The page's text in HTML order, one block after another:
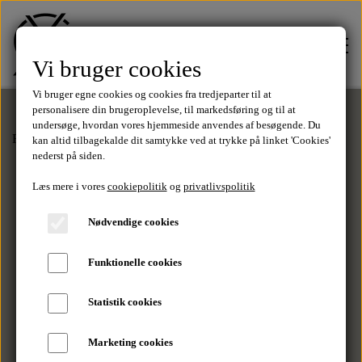
FORSIDE
TØJ
Tilbud
MÆRKER
Forside Undertøj Bambus Bambus Tights - 3 Pack
Vi bruger cookies
Vi bruger egne cookies og cookies fra tredjeparter til at
personalisere din brugeroplevelse, til markedsføring og til at
undersøge, hvordan vores hjemmeside anvendes af besøgende. Du
kan altid tilbagekalde dit samtykke ved at trykke på linket 'Cookies'
nederst på siden.
Læs mere i vores cookiepolitikog privatlivspolitik
Nødvendige cookies
Funktionelle cookies
Statistik cookies
Marketing cookies